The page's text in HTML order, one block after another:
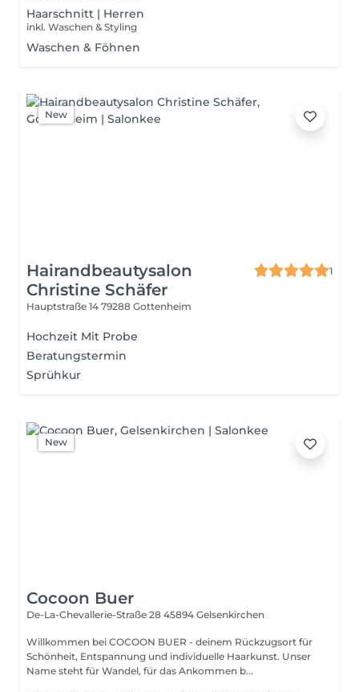
Haarschnitt | Herren
inkl. Waschen & Styling
Waschen & Föhnen
New
Hairandbeautysalon
Christine Schäfer
1
Hauptstraße 14 79288 Gottenheim
Hochzeit Mit Probe
Beratungstermin
Sprühkur
New
Cocoon Buer
De-La-Chevallerie-Straße 28 45894 Gelsenkirchen
Willkommen bei COCOON BUER - deinem Rückzugsort für
Schönheit, Entspannung und individuelle Haarkunst. Unser
Name steht für Wandel, für das Ankommen b...